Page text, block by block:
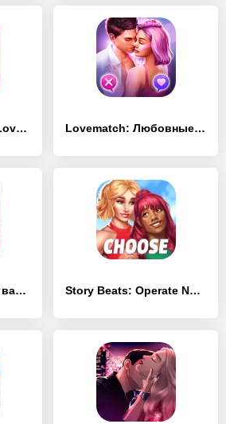
Interactive Stories: Lovesick Lovematch: Любовные Истории
Игры про любовь - вампиры Story Beats: Operate Now Stories